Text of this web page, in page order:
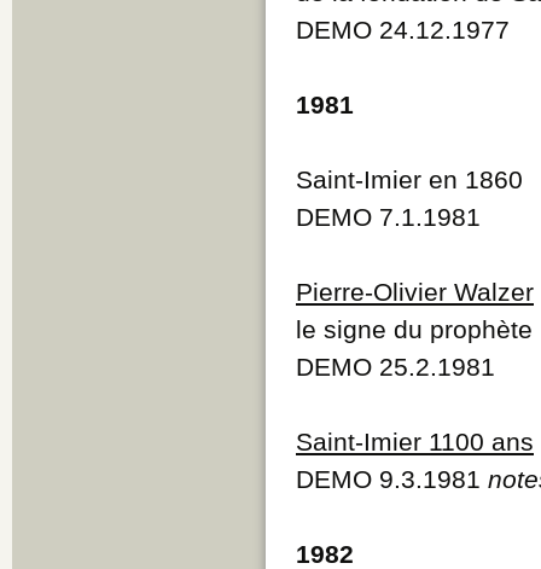
DEMO 24.12.1977
1981
Saint-Imier en 1860
DEMO 7.1.1981
Pierre-Olivier Walzer
le signe du prophète
DEMO 25.2.1981
Saint-Imier 1100 ans
DEMO 9.3.1981
1982